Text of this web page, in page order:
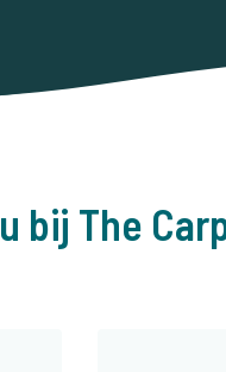
bij The